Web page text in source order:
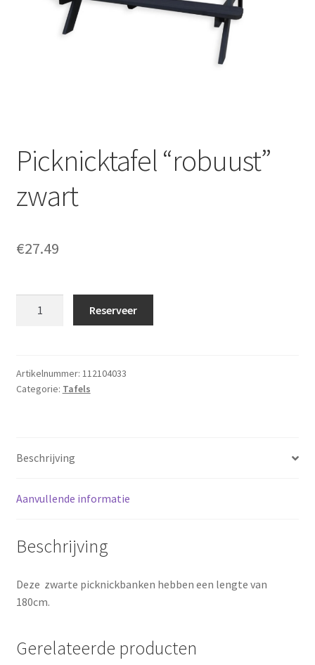
Offerte aanvraag
Picknicktafel “robuust”
zwart
€27.49
Reserveer
Artikelnummer: 112104033
Categorie: Tafels
Beschrijving
Aanvullende informatie
Beschrijving
Deze zwarte picknickbanken hebben een lengte van
180cm.
Gerelateerde producten